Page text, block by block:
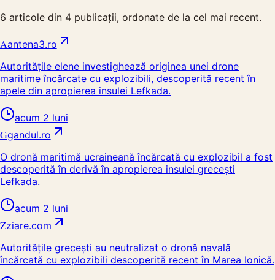
6 articole din 4 publicații, ordonate de la cel mai recent.
Aantena3.ro
Autoritățile elene investighează originea unei drone
maritime încărcate cu explozibili, descoperită recent în
apele din apropierea insulei Lefkada.
acum 2 luni
Ggandul.ro
O dronă maritimă ucraineană încărcată cu explozibil a fost
descoperită în derivă în apropierea insulei grecești
Lefkada.
acum 2 luni
Zziare.com
Autoritățile grecești au neutralizat o dronă navală
încărcată cu explozibili descoperită recent în Marea Ionică.